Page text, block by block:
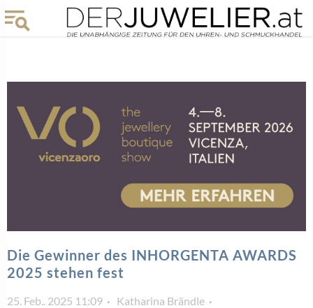
Die Gewinner des INHORGENTA AWARDS
2025 stehen fest
25. Feb.. 2025 11:09 Katharina Brändle